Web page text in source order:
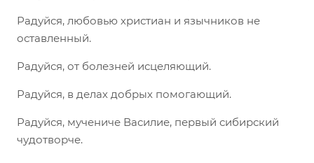
Радуйся, любовью христиан и язычников не
оставленный.
Радуйся, от болезней исцеляющий.
Радуйся, в делах добрых помогающий.
Радуйся, мучениче Василие, первый сибирский
чудотворче.